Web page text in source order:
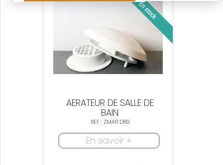
AERATEUR DE SALLE DE
BAIN
REF : ZMAR D89
En savoir +